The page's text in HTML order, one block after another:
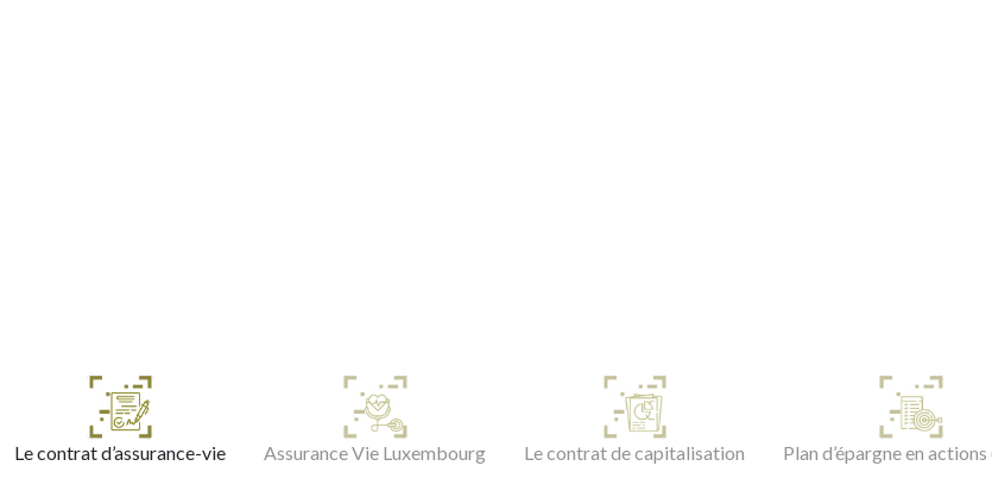
Le contrat d’assurance-vie Assurance Vie Luxembourg Le contrat de capitalisation Plan d’épargne en actions